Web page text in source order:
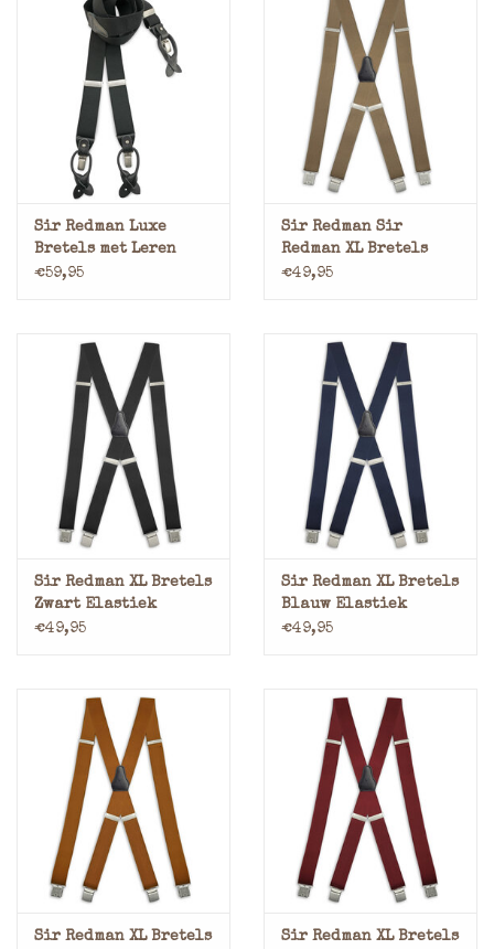
Sir Redman Luxe
Bretels met Leren
Lussen en Clips Zwart
€59,95
Sir Redman Sir
Redman XL Bretels
Extra Lang Taupe
€49,95
Sir Redman XL Bretels
Zwart Elastiek
€49,95
Sir Redman XL Bretels
Blauw Elastiek
€49,95
Sir Redman XL Bretels
Sir Redman XL Bretels